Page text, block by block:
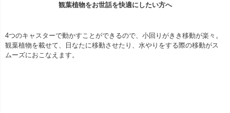
観葉植物をお世話を快適にしたい方へ
4つのキャスターで動かすことができるので、小回りがきき移動が楽々。
観葉植物を載せて、日なたに移動させたり、水やりをする際の移動がス
ムーズにおこなえます。